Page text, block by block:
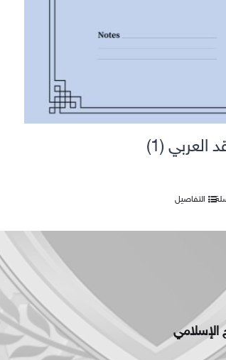
العربي (1)
التفاصيل
الإسلامي